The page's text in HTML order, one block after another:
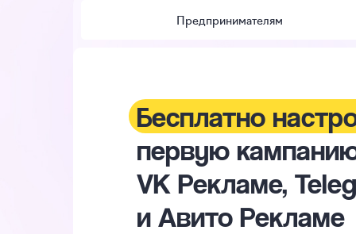
Предпринимателям
Бесплатно
первую
VK Рекламе,
и Авито Рекламе
Максимальное
вознаграждение
2026 года для
партнеров
Избавляйтесь от
с нашими
Оптимизируйте кампании с
выше без переплат с бид-менеджером и
и аналитику рекламы в Telegram Ads с